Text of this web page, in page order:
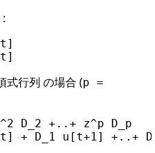
:
式行列 の場合 (p =
D_2 +..+ z^p D_p